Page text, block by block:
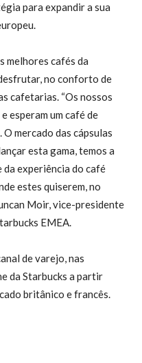
para expandir a sua
melhores cafés da
no conforto de
cafetarias. “Os nossos
esperam um café de
mercado das cápsulas
esta gama, temos a
experiência do café
estes quiserem, no
Moir, vice-presidente
EMEA.
de varejo, nas
da Starbucks a partir
britânico e francês.